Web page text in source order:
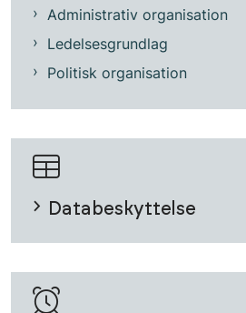
Administrativ organisation
Ledelsesgrundlag
Politisk organisation
Databeskyttelse